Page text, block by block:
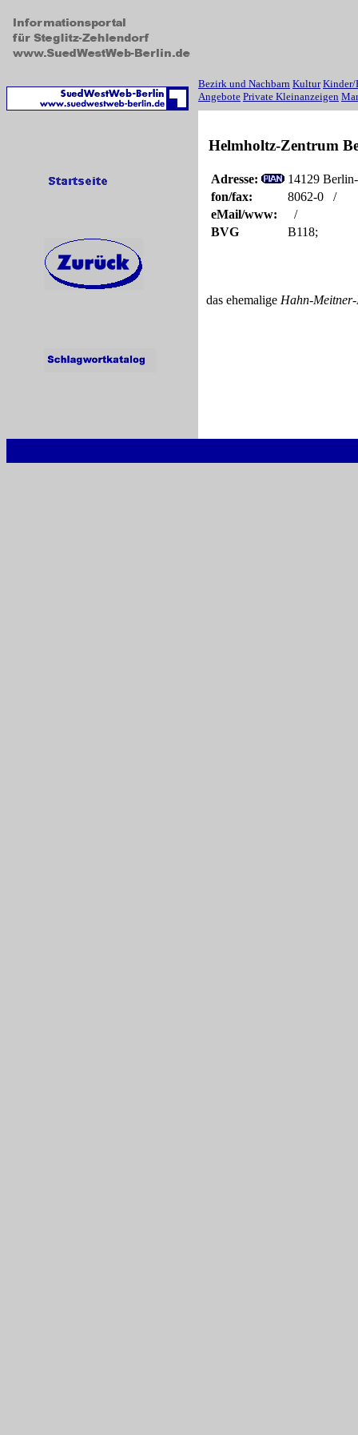
Bezirk und Nachbarn Kultur Kinder/
Angebote Private Kleinanzeigen
Helmholtz-Zentrum
Adresse:
14129
fon/fax:
8062-0 /
eMail/www:
/
BVG
B118;
das ehemalige Hahn-